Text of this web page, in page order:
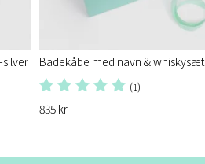
Badekåbe med navn & whiskysæt
(1)
835 kr